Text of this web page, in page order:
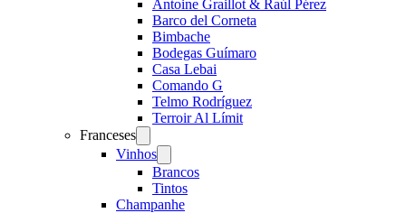
Antoine Graillot & Raúl Pérez
Barco del Corneta
Bimbache
Bodegas Guímaro
Casa Lebai
Comando G
Telmo Rodríguez
Terroir Al Límit
Franceses
menu
Vinhos
menu
Brancos
Tintos
Champanhe